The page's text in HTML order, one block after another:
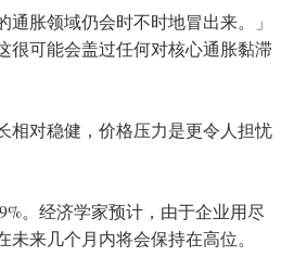
胀领域仍会时不时地冒出来。」
很可能会盖过任何对核心通胀黏滞
相对稳健，价格压力是更令人担忧
。经济学家预计，由于企业用尽
来几个月内将会保持在高位。